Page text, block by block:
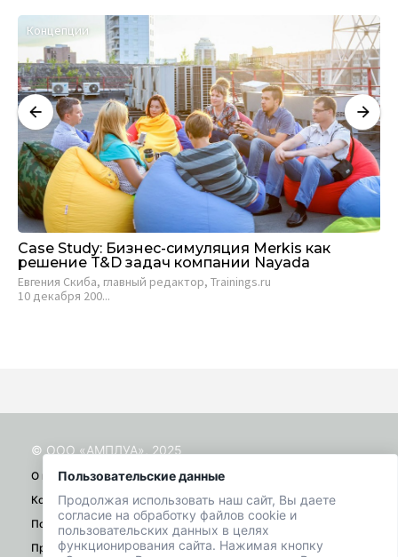
Концепции
Case Study: Бизнес-симуляция Merkis как
решение T&D задач компании Nayada
Евгения Скиба, главный редактор, Trainings.ru
10 декабря 200...
Пользовательские данные
Продолжая использовать наш сайт, Вы даете
согласие на обработку файлов cookie и
пользовательских данных в целях
функционирования сайта. Нажимая кнопку
© ООО «АМПЛУА», 2025
О проекте
Контакты
Помощь
Правила